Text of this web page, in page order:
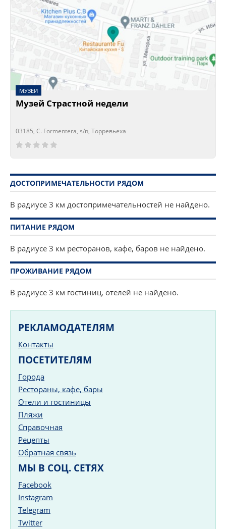
МУЗЕИ
Музей Страстной недели
03185, C. Formentera, s/n, Торревьеха
Сейчас открыто!
Сейчас закрыто!
ДОСТОПРИМЕЧАТЕЛЬНОСТИ РЯДОМ
В радиусе 3 км достопримечательностей не найдено.
ПИТАНИЕ РЯДОМ
В радиусе 3 км ресторанов, кафе, баров не найдено.
ПРОЖИВАНИЕ РЯДОМ
В радиусе 3 км гостиниц, отелей не найдено.
РЕКЛАМОДАТЕЛЯМ
Контакты
ПОСЕТИТЕЛЯМ
Города
Рестораны, кафе, бары
Отели и гостиницы
Пляжи
Справочная
Рецепты
Обратная связь
МЫ В СОЦ. СЕТЯХ
Facebook
Instagram
Telegram
Twitter